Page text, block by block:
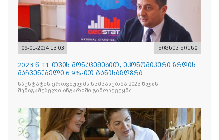
09-01-2024 13:03 ბიზნეს ნიუსი
2023 წ. 11 თვის მონაცემებით, ეკონომიკური ზრდის
მაჩვენებელი 6.9%-ით განისაზღვრა
საქსტატის ეროვნულმა სამსახურმა 2023 წლის
შემაჯამებელი ანგარიში გამოაქვეყნა